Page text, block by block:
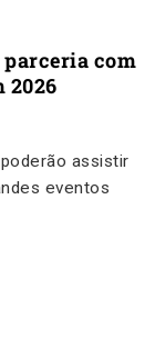
parceria com
2026
assistir
eventos